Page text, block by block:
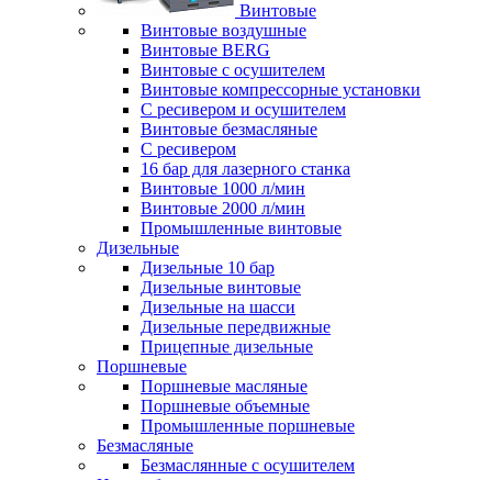
Винтовые
Винтовые воздушные
Винтовые BERG
Винтовые с осушителем
Винтовые компрессорные установки
C ресивером и осушителем
Винтовые безмасляные
C ресивером
16 бар для лазерного станка
Винтовые 1000 л/мин
Винтовые 2000 л/мин
Промышленные винтовые
Дизельные
Дизельные 10 бар
Дизельные винтовые
Дизельные на шасси
Дизельные передвижные
Прицепные дизельные
Поршневые
Поршневые масляные
Поршневые объемные
Промышленные поршневые
Безмасляные
Безмаслянные с осушителем